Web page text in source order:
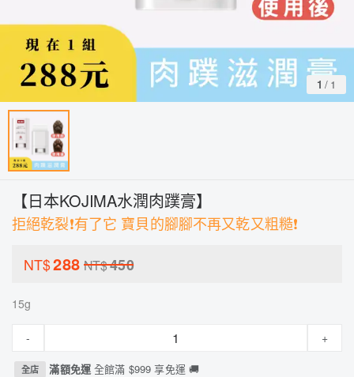
1 / 1
【日本KOJIMA水潤肉蹼膏】
拒絕乾裂❗️有了它 寶貝的腳腳不再又乾又粗糙❗️
NT$288 NT$450
15g
- +
全店 滿額免運全館滿 $999 享免運 🚚